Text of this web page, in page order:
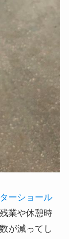
ターショール
業や休憩時
が減ってし